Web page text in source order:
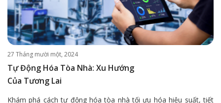
27 Tháng mười một, 2024
Tự Động Hóa Tòa Nhà: Xu Hướng
Của Tương Lai
Khám phá cách tự động hóa tòa nhà tối ưu hóa hiệu suất, tiết